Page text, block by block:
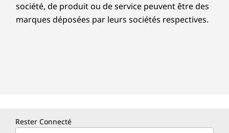
société, de produit ou de service peuvent être des
marques déposées par leurs sociétés respectives.
Rester Connecté